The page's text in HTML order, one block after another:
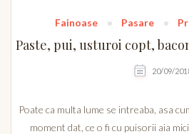
Fainoase Pasare
Paste, pui, usturoi copt,
20/09/
Poate ca multa lume se intreaba, asa
moment dat, ce o fi cu puisorii aia